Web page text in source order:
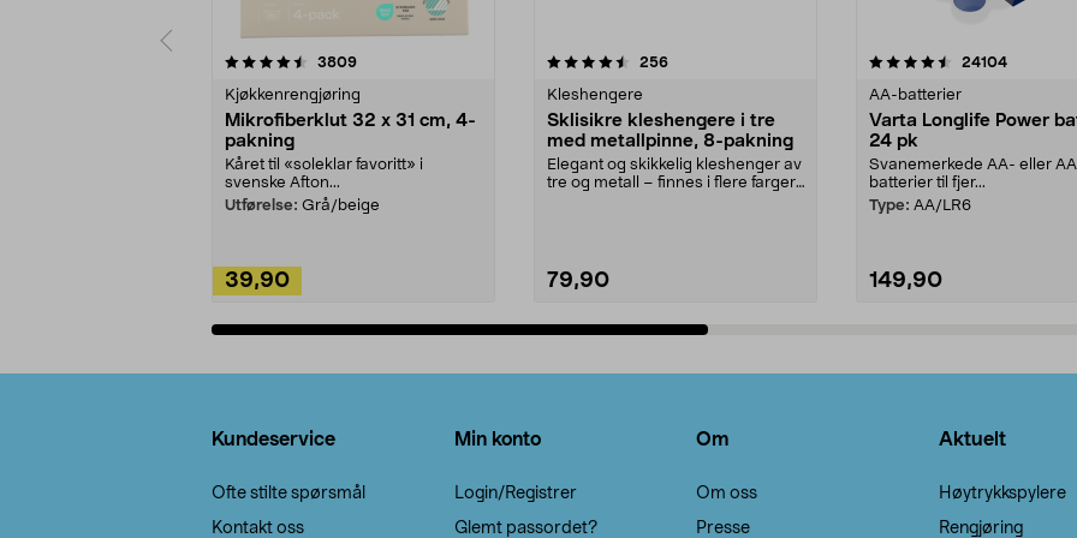
3809anmeldelser
Kjøkkenrengjøring
Mikrofiberklut 32 x 31 cm, 4-
pakning
Kåret til «soleklar favoritt» i
svenske Afton...
Utførelse: Grå/beige
39,90
4.5av 5 stjerner 256anmeldelser
Kleshengere
Sklisikre kleshengere i tre
med metallpinne, 8-pakning
Elegant og skikkelig kleshenger av
tre og metall – finnes i flere farger.
79,90
4.5av 5 stjerner 24104
AA-batterier
Varta Longlife Power
24 pk
Svanemerkede AA- eller
batterier til fjer...
Type: AA/LR6
149,90
4.5av 5 stjerner
Kundeservice
Ofte stilte spørsmål
Kontakt oss
Min konto
Login/Registrer
Glemt passordet?
Om
Om oss
Presse
Aktuelt
Høytrykkspylere
Rengjøring